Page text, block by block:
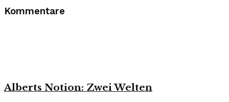
Kommentare
Alberts Notion: Zwei Welten